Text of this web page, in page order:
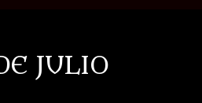
JULIO